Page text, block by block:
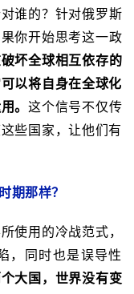
谁的？针对俄罗斯
你开始思考这一政
坏全球相互依存的
以将自身在全球化
。这个信号不仅传
些国家，让他们有
期那样？
使用的冷战范式，
，同时也是误导性
大国，世界没有变